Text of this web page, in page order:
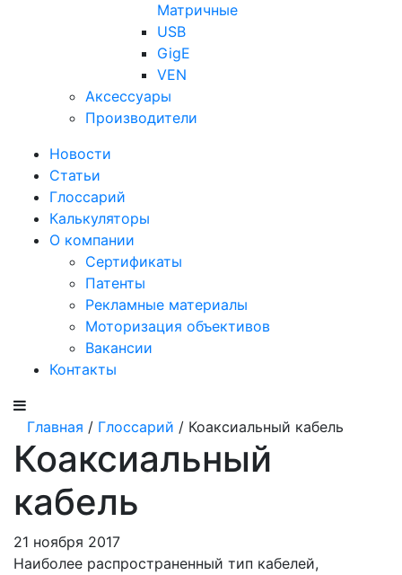
Матричные
USB
GigE
VEN
Аксессуары
Производители
Новости
Статьи
Глоссарий
Калькуляторы
О компании
Сертификаты
Патенты
Рекламные материалы
Моторизация объективов
Вакансии
Контакты
Главная / Глоссарий / Коаксиальный кабель
Коаксиальный
кабель
21 ноября 2017
Наиболее распространенный тип кабелей,